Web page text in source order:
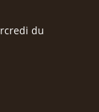
du